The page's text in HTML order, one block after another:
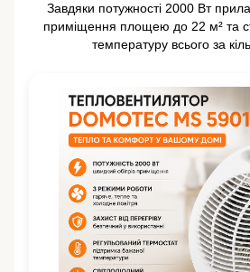
Завдяки потужності 2000 Вт
приміщення площею до 22 м² та
температуру всього за